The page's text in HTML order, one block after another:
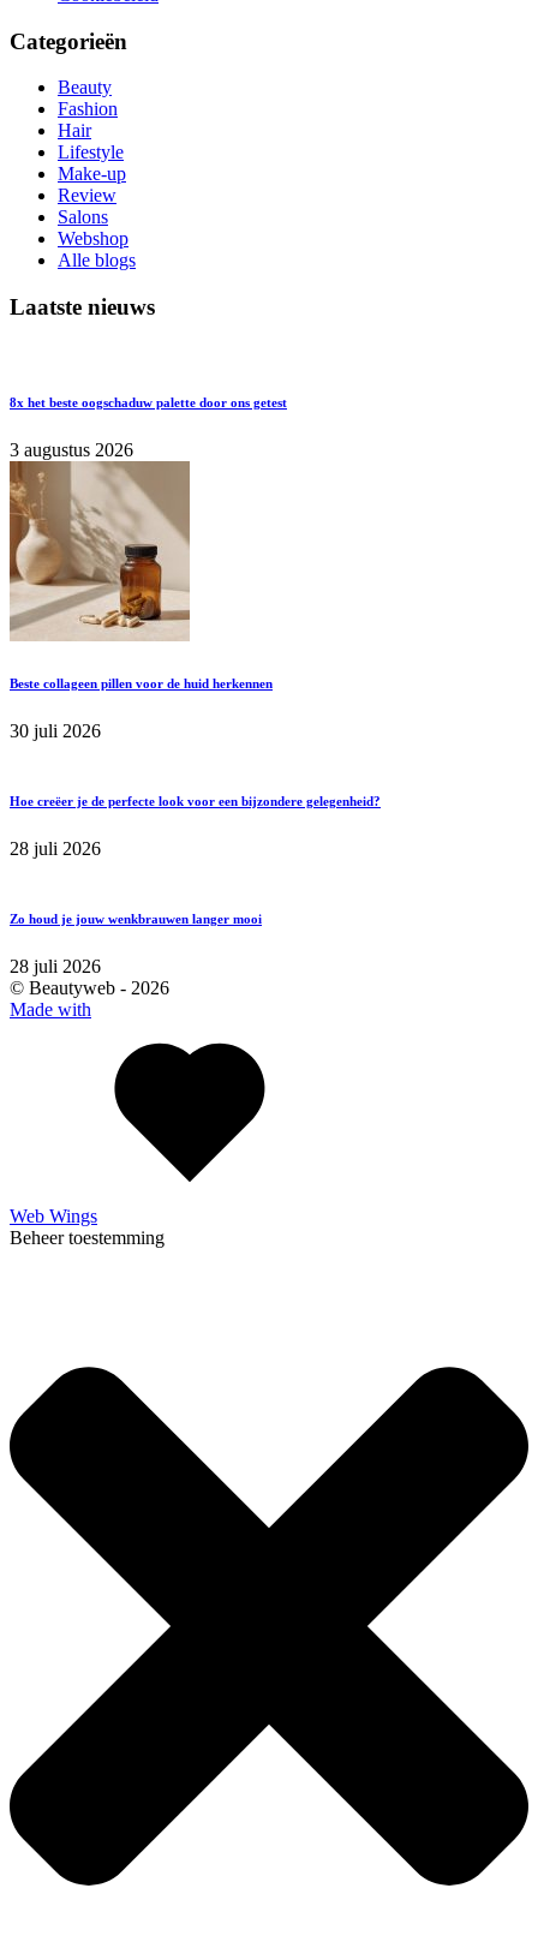
Categorieën
Beauty
Fashion
Hair
Lifestyle
Make-up
Review
Salons
Webshop
Alle blogs
Laatste nieuws
8x het beste oogschaduw palette door ons getest
3 augustus 2026
Beste collageen pillen voor de huid herkennen
30 juli 2026
Hoe creëer je de perfecte look voor een bijzondere gelegenheid?
28 juli 2026
Zo houd je jouw wenkbrauwen langer mooi
28 juli 2026
© Beautyweb - 2026
Made with
Web Wings
Beheer toestemming